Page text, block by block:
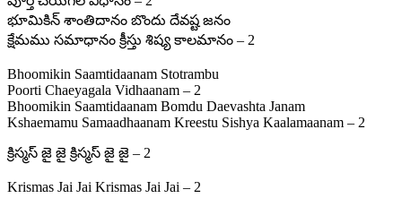
భూమికిన్ శాంతిదానం బొందు దేవష్ట జనం
క్షేమము సమాధానం క్రీస్తు శిష్య కాలమానం – 2
Bhoomikin Saamtidaanam Stotrambu
Poorti Chaeyagala Vidhaanam – 2
Bhoomikin Saamtidaanam Bomdu Daevashta Janam
Kshaemamu Samaadhaanam Kreestu Sishya Kaalamaanam – 2
క్రిస్మస్ జై జై క్రిస్మస్ జై జై – 2
Krismas Jai Jai Krismas Jai Jai – 2